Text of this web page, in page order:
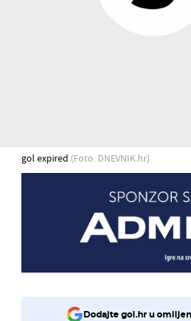
gol expired (Foto: DNEVNIK.hr)
Dodajte gol.hr u